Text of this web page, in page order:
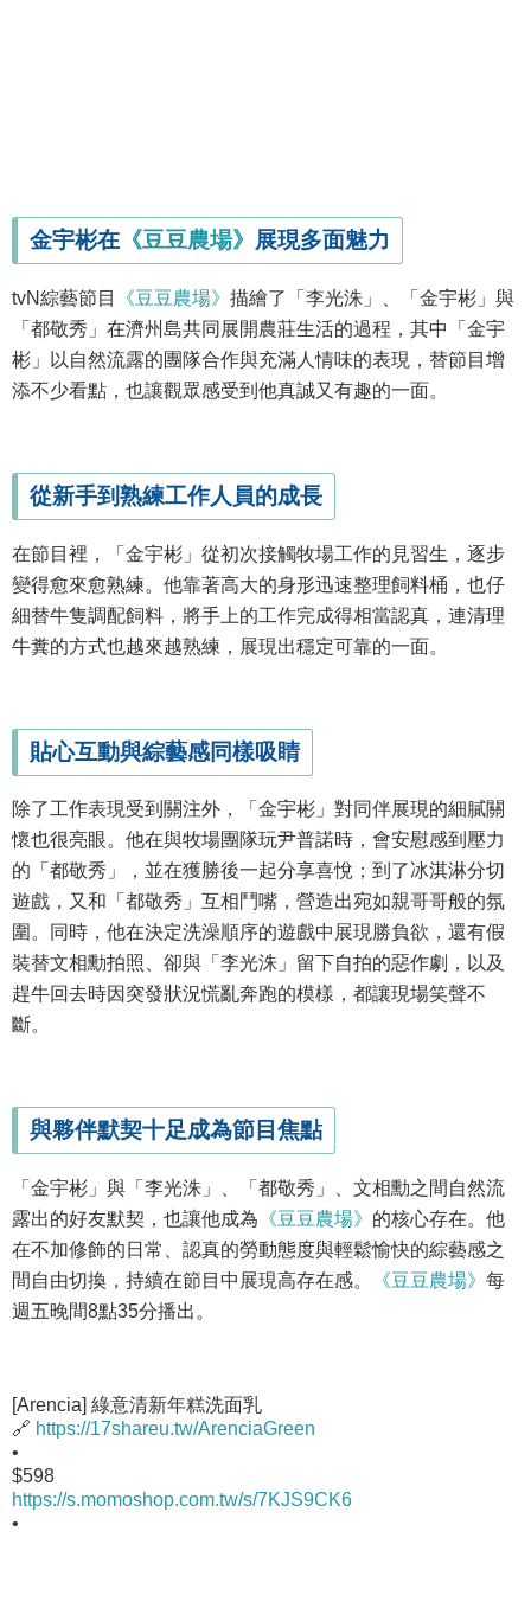
金宇彬在 《豆豆農場》 展現多面魅力
tvN綜藝節目 《豆豆農場》 描繪了「李光洙」、「金宇彬」與
「都敬秀」在濟州島共同展開農莊生活的過程，其中「金宇
彬」以自然流露的團隊合作與充滿人情味的表現，替節目增
添不少看點，也讓觀眾感受到他真誠又有趣的一面。
從新手到熟練工作人員的成長
在節目裡，「金宇彬」從初次接觸牧場工作的見習生，逐步
變得愈來愈熟練。他靠著高大的身形迅速整理飼料桶，也仔
細替牛隻調配飼料，將手上的工作完成得相當認真，連清理
牛糞的方式也越來越熟練，展現出穩定可靠的一面。
貼心互動與綜藝感同樣吸睛
除了工作表現受到關注外，「金宇彬」對同伴展現的細膩關
懷也很亮眼。他在與牧場團隊玩尹普諾時，會安慰感到壓力
的「都敬秀」，並在獲勝後一起分享喜悅；到了冰淇淋分切
遊戲，又和「都敬秀」互相鬥嘴，營造出宛如親哥哥般的氛
圍。同時，他在決定洗澡順序的遊戲中展現勝負欲，還有假
裝替文相勳拍照、卻與「李光洙」留下自拍的惡作劇，以及
趕牛回去時因突發狀況慌亂奔跑的模樣，都讓現場笑聲不
斷。
與夥伴默契十足成為節目焦點
「金宇彬」與「李光洙」、「都敬秀」、文相勳之間自然流
露出的好友默契，也讓他成為 《豆豆農場》 的核心存在。他
在不加修飾的日常、認真的勞動態度與輕鬆愉快的綜藝感之
間自由切換，持續在節目中展現高存在感。
《豆豆農場》 每
週五晚間8點35分播出。
[Arencia] 綠意清新年糕洗面乳
🔗 https://17shareu.tw/ArenciaGreen
•
$598
https://s.momoshop.com.tw/s/7KJS9CK6
•